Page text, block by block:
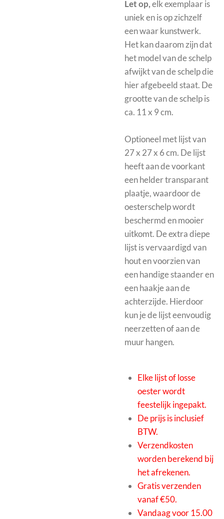
Let op,elk exemplaar is
uniek en is op zichzelf
een waar kunstwerk.
Het kan daarom zijn dat
het model van de schelp
afwijkt van de schelp die
hier afgebeeld staat. De
grootte van de schelp is
ca. 11 x 9 cm.
Optioneel metlijst van
27 x 27 x 6 cm. De lijst
heeft aan de voorkant
een helder transparant
plaatje, waardoor de
oesterschelp wordt
beschermd en mooier
uitkomt. De extra diepe
lijst is vervaardigd van
hout en voorzien van
een handige staander en
een haakje aan de
achterzijde. Hierdoor
kun je de lijst eenvoudig
neerzetten of aan de
muur hangen.
Elke lijst of losse
oester wordt
feestelijk ingepakt.
De prijs is inclusief
BTW.
Verzendkosten
worden berekend bij
het afrekenen.
Gratis verzenden
vanaf €50.
Vandaag voor 15.00